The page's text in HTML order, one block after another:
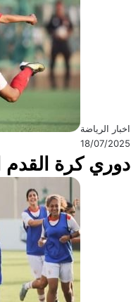
اخبار الرياضة
18/07/2025
دوري كرة القدم